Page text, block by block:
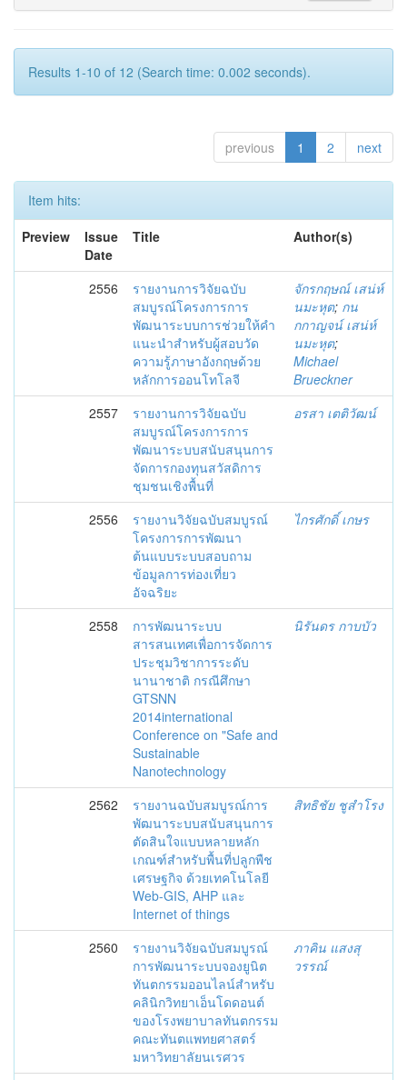
Results 1-10 of 12 (Search time: 0.002 seconds).
previous 1 2 next
Item hits:
Preview
Issue
Date
Title Author(s)
2556
รายงานการวิจัยฉบับ
สมบูรณ์โครงการการ
พัฒนาระบบการช่วยให้คำ
แนะนำสำหรับผู้สอบวัด
ความรู้ภาษาอังกฤษด้วย
หลักการออนโทโลจี
จักรกฤษณ์ เสน่ห์
นมะหุต; กน
กกาญจน์ เสน่ห์
นมะหุต;
Michael
Brueckner
2557
รายงานการวิจัยฉบับ
สมบูรณ์โครงการการ
พัฒนาระบบสนับสนุนการ
จัดการกองทุนสวัสดิการ
ชุมชนเชิงพื้นที่
อรสา เตติวัฒน์
2556
รายงานวิจัยฉบับสมบูรณ์
โครงการการพัฒนา
ต้นแบบระบบสอบถาม
ข้อมูลการท่องเที่ยว
อัจฉริยะ
ไกรศักดิ์ เกษร
2558
การพัฒนาระบบ
สารสนเทศเพื่อการจัดการ
ประชุมวิชาการระดับ
นานาชาติ กรณีศึกษา
GTSNN
2014international
Conference on "Safe and
Sustainable
Nanotechnology
นิรันดร กาบบัว
2562
รายงานฉบับสมบูรณ์การ
พัฒนาระบบสนับสนุนการ
ตัดสินใจแบบหลายหลัก
เกณฑ์สำหรับพื้นที่ปลูกพืช
เศรษฐกิจ ด้วยเทคโนโลยี
Web-GIS, AHP และ
Internet of things
สิทธิชัย ชูสำโรง
2560
รายงานวิจัยฉบับสมบูรณ์
การพัฒนาระบบจองยูนิต
ทันตกรรมออนไลน์สำหรับ
คลินิกวิทยาเอ็นโดดอนต์
ของโรงพยาบาลทันตกรรม
คณะทันตแพทยศาสตร์
มหาวิทยาลัยนเรศวร
ภาคิน แสงสุ
วรรณ์